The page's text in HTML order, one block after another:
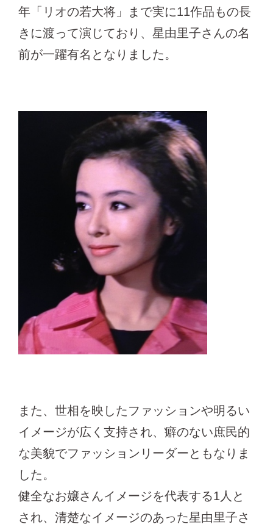
年「リオの若大将」まで実に11作品もの長
きに渡って演じており、星由里子さんの名
前が一躍有名となりました。
また、世相を映したファッションや明るい
イメージが広く支持され、癖のない庶民的
な美貌でファッションリーダーともなりま
した。
健全なお嬢さんイメージを代表する1人と
され、清楚なイメージのあった星由里子さ